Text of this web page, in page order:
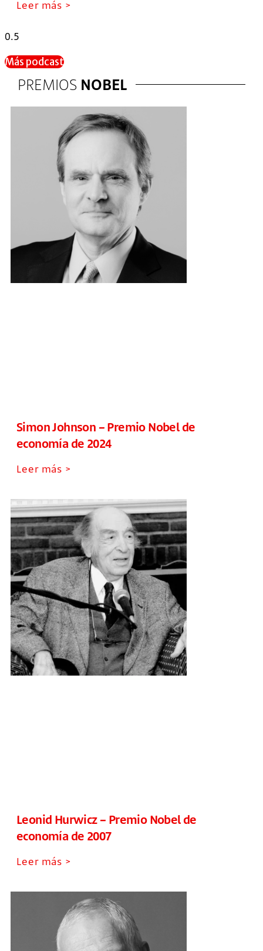
Leer más >
Más podcast
PREMIOS NOBEL
Simon Johnson – Premio Nobel de
economía de 2024
Leer más >
Leonid Hurwicz – Premio Nobel de
economía de 2007
Leer más >